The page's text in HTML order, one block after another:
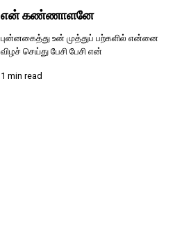
என் கண்ணாளனே
புன்னகைத்து உன் முத்துப் பற்களில் என்னை
விழச் செய்து பேசி பேசி என்
1 min read